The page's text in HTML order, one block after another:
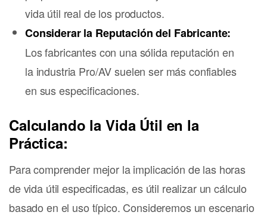
vida útil real de los productos.
Considerar la Reputación del Fabricante:
Los fabricantes con una sólida reputación en
la industria Pro/AV suelen ser más confiables
en sus especificaciones.
Calculando la Vida Útil en la
Práctica:
Para comprender mejor la implicación de las horas
de vida útil especificadas, es útil realizar un cálculo
basado en el uso típico. Consideremos un escenario